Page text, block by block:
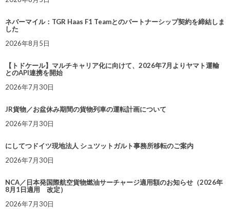
ネバーマイル：TGR Haas F1 Teamとのパートナーシップ契約を締結しま
した
2026年8月5日
【トドケール】マルチキャリア化に向けて、2026年7月よりヤマト運輸
とのAPI連携を開始
2026年7月30日
JR貨物／お盆休み期間の貨物列車の運転計画について
2026年7月30日
にしてつドイツ現地法人 シュツットガルト事務所移転のご案内
2026年7月30日
NCA／日本発国際航空貨物燃油サーチャージ適用額のお知らせ（2026年
8月1日適用 改定）
2026年7月30日